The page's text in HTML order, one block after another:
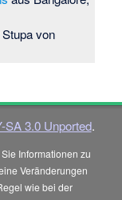
von
SA 3.0 Unported.
Informationen zu
Veränderungen
wie bei der